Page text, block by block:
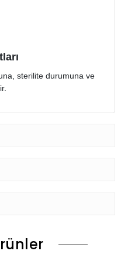
sterilite durumuna ve